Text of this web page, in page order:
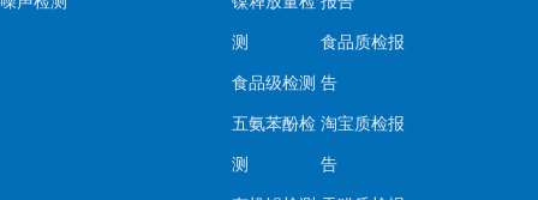
测
食品级检测
五氨苯酚检
测
食品质检报
告
淘宝质检报
告